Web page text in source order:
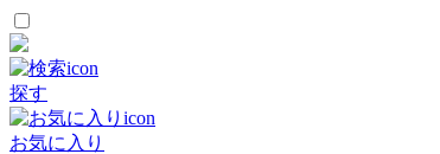
探す
お気に入り